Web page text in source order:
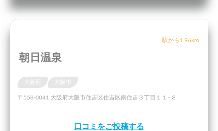
駅から1.96km
朝日温泉
〒558-0041 大阪府大阪市住吉区住吉区南住吉３丁目１１−８
口コミをご投稿する